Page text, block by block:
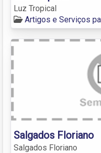
Luz Tropical
Artigos e Serviços
Salgados Floriano
Salgados Floriano